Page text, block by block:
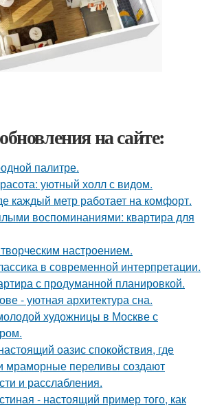
на сайте:
палитре.
уютный холл с видом.
каждый метр работает на комфорт.
воспоминаниями: квартира для
настроением.
в современной интерпретации.
с продуманной планировкой.
- уютная архитектура сна.
художницы в Москве с
оазис спокойствия, где
мраморные переливы создают
и расслабления.
- настоящий пример того, как